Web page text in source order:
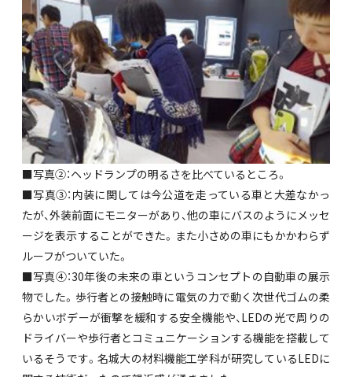
■写真②：ヘッドランプの明るさを比べているところ。
■写真③：内装に関しては今公道を走っている車と大差なかっ
たが、外装前面にモニターがあり、他の車にバスのようにメッセ
ージを表示することができた。また小さめの車にもかかわらず
ルーフがついていた。
■写真④：30年後の未来の車というコンセプトの自動車の展示
物でした。歩行者との接触時に電気の力で動く次世代ゴムの柔
らかいボデーが衝撃を緩和する安全機能や、LEDの光で周りの
ドライバーや歩行者とコミュニケーションする機能を搭載して
いるそうです。名城大の材料機能工学科が研究しているLEDに